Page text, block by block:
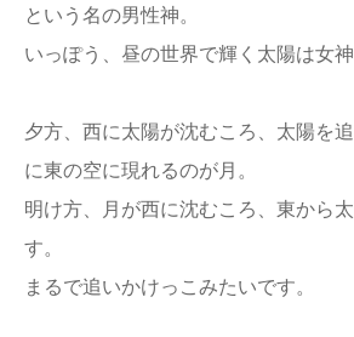
という名の男性神。
いっぽう、昼の世界で輝く太陽は女神
夕方、西に太陽が沈むころ、太陽を
に東の空に現れるのが月。
明け方、月が西に沈むころ、東から
す。
まるで追いかけっこみたいです。